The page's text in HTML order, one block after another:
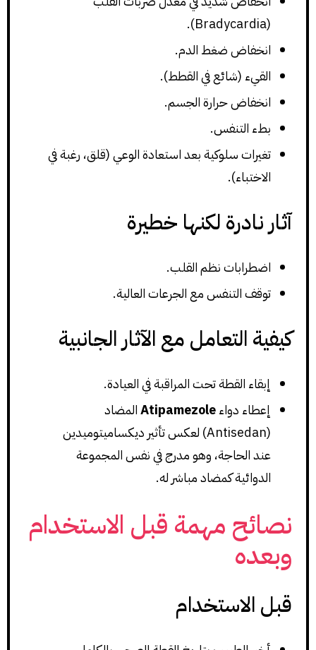
(Bradycardia).
انخفاض ضغط الدم.
القيء (شائع في القطط).
انخفاض حرارة الجسم.
بطء التنفس.
تغيرات سلوكية بعد استعادة الوعي (قلق، رغبة في
الاختباء).
آثار نادرة لكنها خطيرة
اضطرابات نظم القلب.
توقف التنفس مع الجرعات العالية.
كيفية التعامل مع الآثار الجانبية
إبقاء القطة تحت المراقبة في العيادة.
إعطاء دواءAtipamezoleالمضاد
(Antisedan) لعكس تأثير ديكساميتوميدين
عند الحاجة، وهو مدرج في نفس المجموعة
الدوائية كمضاد مباشر له.
نصائح مهمة قبل الاستخدام
وبعده
قبل الاستخدام